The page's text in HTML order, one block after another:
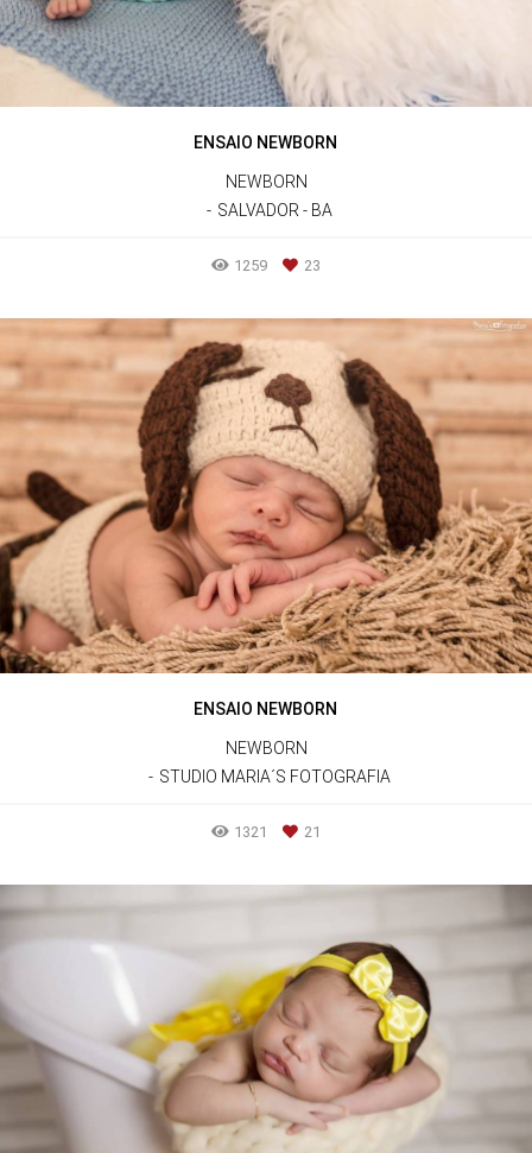
ENSAIO NEWBORN
NEWBORN
SALVADOR - BA
1259 23
ENSAIO NEWBORN
NEWBORN
STUDIO MARIA´S FOTOGRAFIA
1321 21